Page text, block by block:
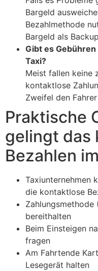
Bargeld
Bezahlmethode
Bargeld als
Gibt es
Taxi?
Meist fallen keine
kontaktlose
Zweifel den
Praktische
gelingt das
Bezahlen
Taxiunternehmen
die kontaktlose
bereithalten
Beim Einsteigen
fragen
Am Fahrtende
Lesegerät halten